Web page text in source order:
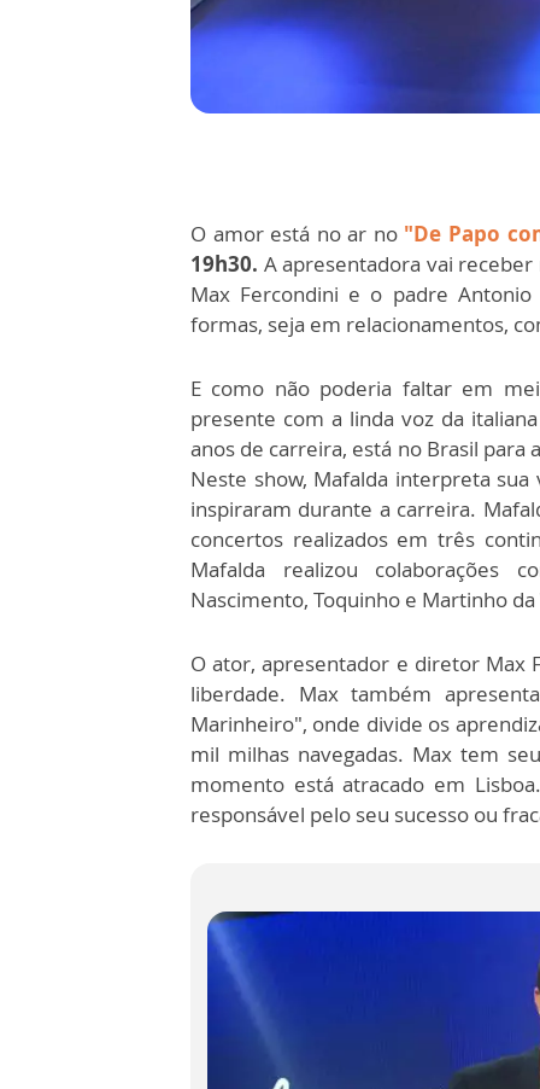
O amor está no ar no"De Papo
19h30. A apresentadora vai receber
Max Fercondini e o padre
formas, seja em relacionamentos,
E como não poderia faltar em
presente com a linda voz da
anos de carreira, está no Brasil para
Neste show, Mafalda interpreta
inspiraram durante a carreira.
concertos realizados em três
Mafalda realizou colaborações
Nascimento, Toquinho e Martinho da
O ator, apresentador e diretor Max
liberdade. Max também
Marinheiro", onde divide os
mil milhas navegadas. Max tem
momento está atracado em
responsável pelo seu sucesso ou